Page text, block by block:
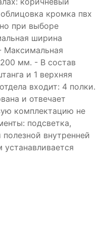
кромка пвх
при выборе
ширина
Максимальная
мм. - В состав
и 1 верхняя
входит: 4 полки.
и отвечает
комплектацию не
подсветка,
внутренней